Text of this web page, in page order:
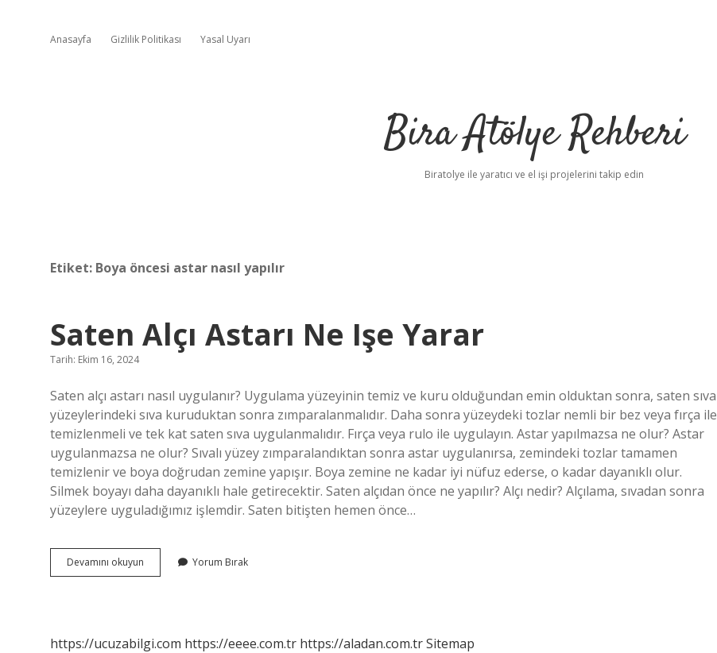
Anasayfa Gizlilik Politikası Yasal Uyarı
Bira Atölye Rehberi
Biratolye ile yaratıcı ve el işi projelerini takip edin
Etiket: Boya öncesi astar nasıl yapılır
Saten Alçı Astarı Ne Işe Yarar
Tarih: Ekim 16, 2024
Saten alçı astarı nasıl uygulanır? Uygulama yüzeyinin temiz ve kuru olduğundan emin olduktan sonra, saten sıva
yüzeylerindeki sıva kuruduktan sonra zımparalanmalıdır. Daha sonra yüzeydeki tozlar nemli bir bez veya fırça ile
temizlenmeli ve tek kat saten sıva uygulanmalıdır. Fırça veya rulo ile uygulayın. Astar yapılmazsa ne olur? Astar
uygulanmazsa ne olur? Sıvalı yüzey zımparalandıktan sonra astar uygulanırsa, zemindeki tozlar tamamen
temizlenir ve boya doğrudan zemine yapışır. Boya zemine ne kadar iyi nüfuz ederse, o kadar dayanıklı olur.
Silmek boyayı daha dayanıklı hale getirecektir. Saten alçıdan önce ne yapılır? Alçı nedir? Alçılama, sıvadan sonra
yüzeylere uyguladığımız işlemdir. Saten bitişten hemen önce…
Devamını okuyun
Alçı
Yorum Bırak
https://ucuzabilgi.com https://eeee.com.tr https://aladan.com.trSitemap